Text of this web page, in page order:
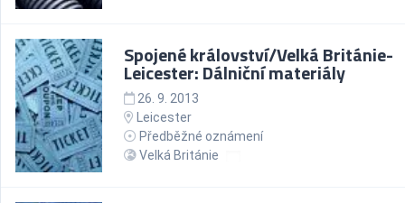
Spojené království/Velká Británie-
Leicester: Dálniční materiály
26. 9. 2013
Leicester
Předběžné oznámení
Velká Británie